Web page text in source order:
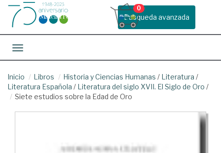
Busqueda avanzada
0
Toggle navigation
Inicio Libros Historia y Ciencias Humanas / Literatura /
Literatura Española / Literatura del siglo XVII. El Siglo de Oro /
Siete estudios sobre la Edad de Oro